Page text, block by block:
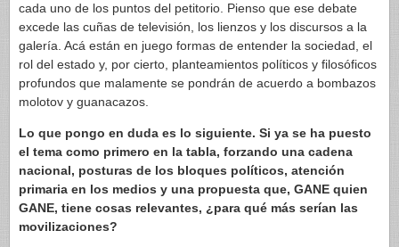
cada uno de los puntos del petitorio. Pienso que ese debate
excede las cuñas de televisión, los lienzos y los discursos a la
galería. Acá están en juego formas de entender la sociedad, el
rol del estado y, por cierto, planteamientos políticos y filosóficos
profundos que malamente se pondrán de acuerdo a bombazos
molotov y guanacazos.
Lo que pongo en duda es lo siguiente. Si ya se ha puesto
el tema como primero en la tabla, forzando una cadena
nacional, posturas de los bloques políticos, atención
primaria en los medios y una propuesta que, GANE quien
GANE, tiene cosas relevantes, ¿para qué más serían las
movilizaciones?